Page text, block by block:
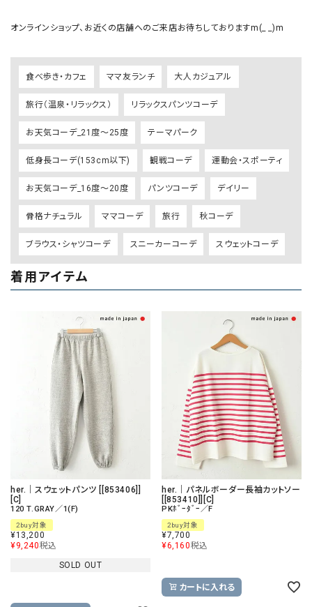
オンラインショップ、お近くの店舗へのご来店お待ちしておりますm(_ _)m
食べ歩き・カフェ ママ友ランチ 大人カジュアル
旅行（温泉・リラックス） リラックスパンツコーデ
お天気コーデ_21度～25度 テーマパーク
低身長コーデ(153cm以下) 観戦コーデ 運動会・スポーティ
お天気コーデ_16度～20度 パンツコーデ デイリー
骨格ナチュラル ママコーデ 旅行 秋コーデ
ブラウス・シャツコーデ スニーカーコーデ スウェットコーデ
着用アイテム
her.｜スウェットパンツ [[853406]]
[C]
120 T.GRAY／1(F)
2buy対象
¥13,200
¥9,240税込
SOLD OUT
her.｜パネルボーダー長袖カットソー
[[853410]][C]
PKﾎﾞｰﾀﾞｰ／F
2buy対象
¥7,700
¥6,160税込
カートに入れる